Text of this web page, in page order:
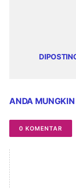
ANDA
0 KOMENTAR